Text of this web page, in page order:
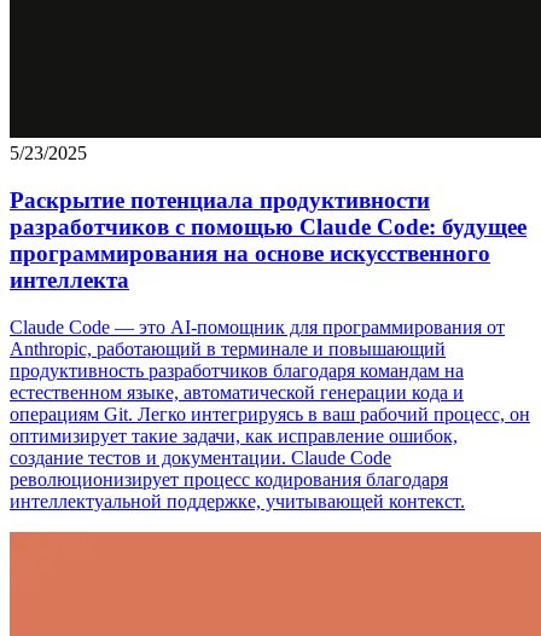
5/23/2025
Раскрытие потенциала продуктивности
разработчиков с помощью Claude Code: будущее
программирования на основе искусственного
интеллекта
Claude Code — это AI-помощник для программирования от
Anthropic, работающий в терминале и повышающий
продуктивность разработчиков благодаря командам на
естественном языке, автоматической генерации кода и
операциям Git. Легко интегрируясь в ваш рабочий процесс, он
оптимизирует такие задачи, как исправление ошибок,
создание тестов и документации. Claude Code
революционизирует процесс кодирования благодаря
интеллектуальной поддержке, учитывающей контекст.